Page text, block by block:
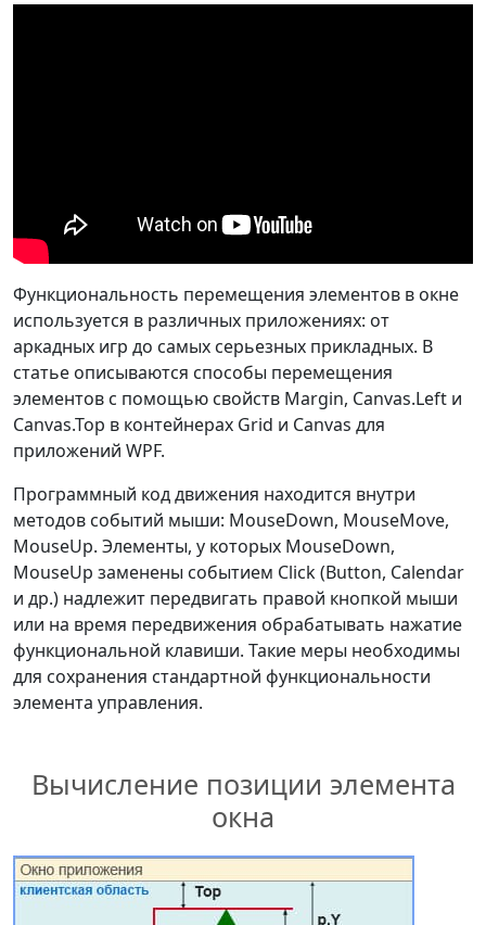
Функциональность перемещения элементов в окне
используется в различных приложениях: от
аркадных игр до самых серьезных прикладных. В
статье описываются способы перемещения
элементов с помощью свойств Margin, Canvas.Left и
Canvas.Top в контейнерах Grid и Canvas для
приложений WPF.
Программный код движения находится внутри
методов событий мыши: MouseDown, MouseMove,
MouseUp. Элементы, у которых MouseDown,
MouseUp заменены событием Click (Button, Calendar
и др.) надлежит передвигать правой кнопкой мыши
или на время передвижения обрабатывать нажатие
функциональной клавиши. Такие меры необходимы
для сохранения стандартной функциональности
элемента управления.
Вычисление позиции элемента
окна